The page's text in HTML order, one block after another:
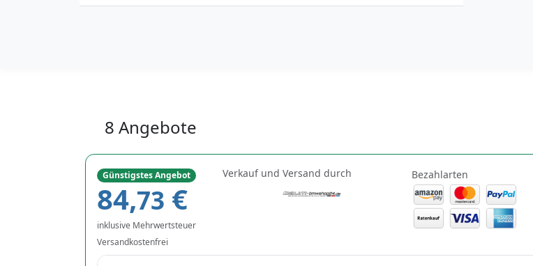
8 Angebote
Günstigstes Angebot
84,73 €
inklusive Mehrwertsteuer
Versandkostenfrei
Verkauf und Versand durch Bezahlarten